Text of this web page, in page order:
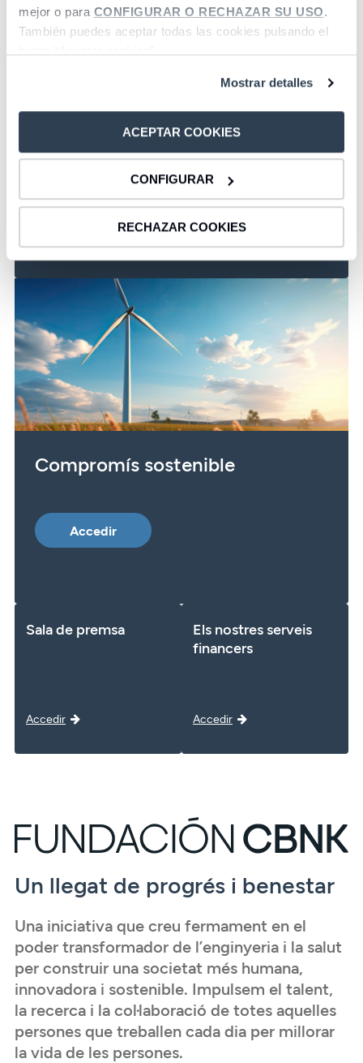
mejor o para CONFIGURAR O RECHAZAR SU USO.
También puedes aceptar todas las cookies pulsando el
Mostrar detalles
ACEPTAR COOKIES
CONFIGURAR
RECHAZAR COOKIES
Informació corporativa
Accedir
Compromís sostenible
Accedir
Sala de premsa
Accedir
Els nostres serveis
financers
Accedir
Un llegat de progrés i benestar
Una iniciativa que creu fermament en el
poder transformador de l’enginyeria i la salut
per construir una societat més humana,
innovadora i sostenible. Impulsem el talent,
la recerca i la col·laboració de totes aquelles
persones que treballen cada dia per millorar
la vida de les persones.